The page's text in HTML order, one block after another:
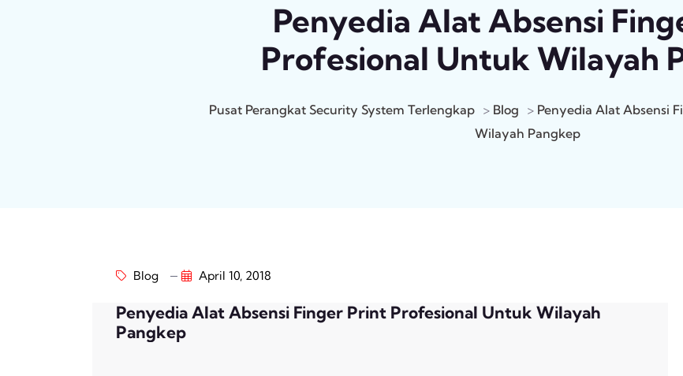
Penyedia Alat Absensi
Profesional Untuk Wilayah
Pusat Perangkat Security System Terlengkap > Blog > Penyedia Alat Absensi
Wilayah Pangkep
Blog April 10, 2018
Penyedia Alat Absensi Finger Print Profesional Untuk Wilayah
Pangkep